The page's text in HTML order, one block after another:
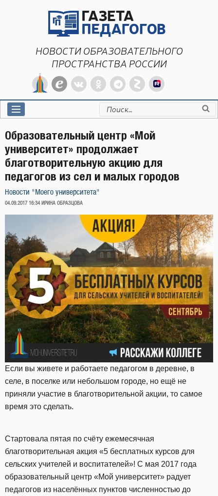
НОВОСТИ ОБРАЗОВАТЕЛЬНОГО
ПРОСТРАНСТВА РОССИИ
Искать:
Образовательный центр «Мой
университет» продолжает
благотворительную акцию для
педагогов из сел и малых городов
Новости "Моего университета"
ОПУБЛИКОВАНО
04.09.2017 16:34 ИРИНА ОБРАЗЦОВА
Если вы живете и работаете педагогом в деревне, в
селе, в поселке или небольшом городе, но ещё не
приняли участие в благотворительной акции, то самое
время это сделать.
Стартовала пятая по счёту ежемесячная
благотворительная акция «5 бесплатных курсов для
сельских учителей и воспитателей»! С мая 2017 года
образовательный центр «Мой университет» радует
педагогов из населённых пунктов численностью до